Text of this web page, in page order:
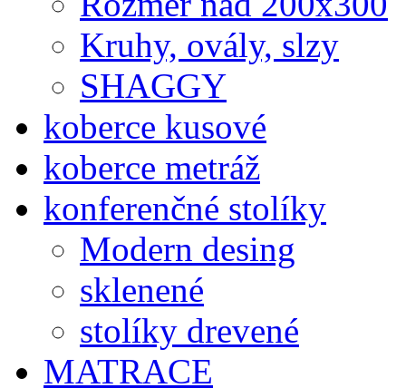
Kruhy, ovály, slzy
SHAGGY
koberce kusové
koberce metráž
konferenčné stolíky
Modern desing
sklenené
stolíky drevené
MATRACE